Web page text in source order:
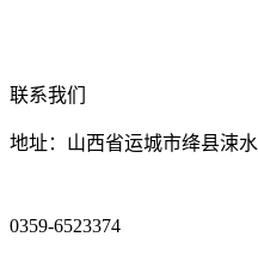
联系我们
地址：山西省运城市绛县涑
0359-6523374